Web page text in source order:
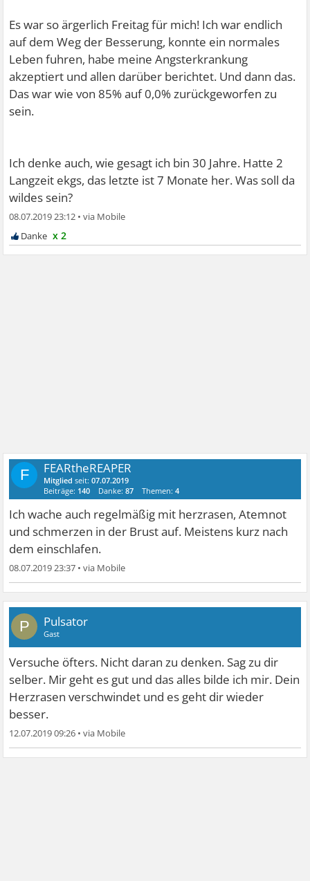
Es war so ärgerlich Freitag für mich! Ich war endlich
auf dem Weg der Besserung, konnte ein normales
Leben fuhren, habe meine Angsterkrankung
akzeptiert und allen darüber berichtet. Und dann das.
Das war wie von 85% auf 0,0% zurückgeworfen zu
sein.
Ich denke auch, wie gesagt ich bin 30 Jahre. Hatte 2
Langzeit ekgs, das letzte ist 7 Monate her. Was soll da
wildes sein?
08.07.2019 23:12 •
x 2
F FEARtheREAPER
Mitglied seit:07.07.2019
Beiträge: 140 Danke:87 Themen:4
Ich wache auch regelmäßig mit herzrasen, Atemnot
und schmerzen in der Brust auf. Meistens kurz nach
dem einschlafen.
08.07.2019 23:37 •
P Pulsator
Gast
Versuche öfters. Nicht daran zu denken. Sag zu dir
selber. Mir geht es gut und das alles bilde ich mir. Dein
Herzrasen verschwindet und es geht dir wieder
besser.
12.07.2019 09:26 •